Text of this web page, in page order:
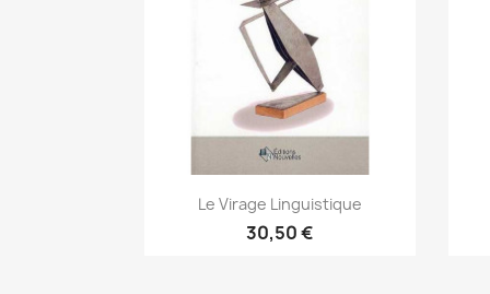
Aperçu rapide
Le Virage Linguistique
30,50 €